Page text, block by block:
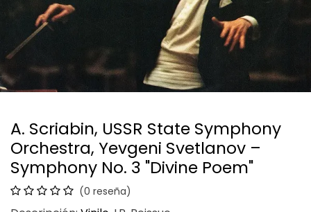
A. Scriabin, USSR State Symphony
Orchestra, Yevgeni Svetlanov –
Symphony No. 3 "Divine Poem"
(0 reseña)